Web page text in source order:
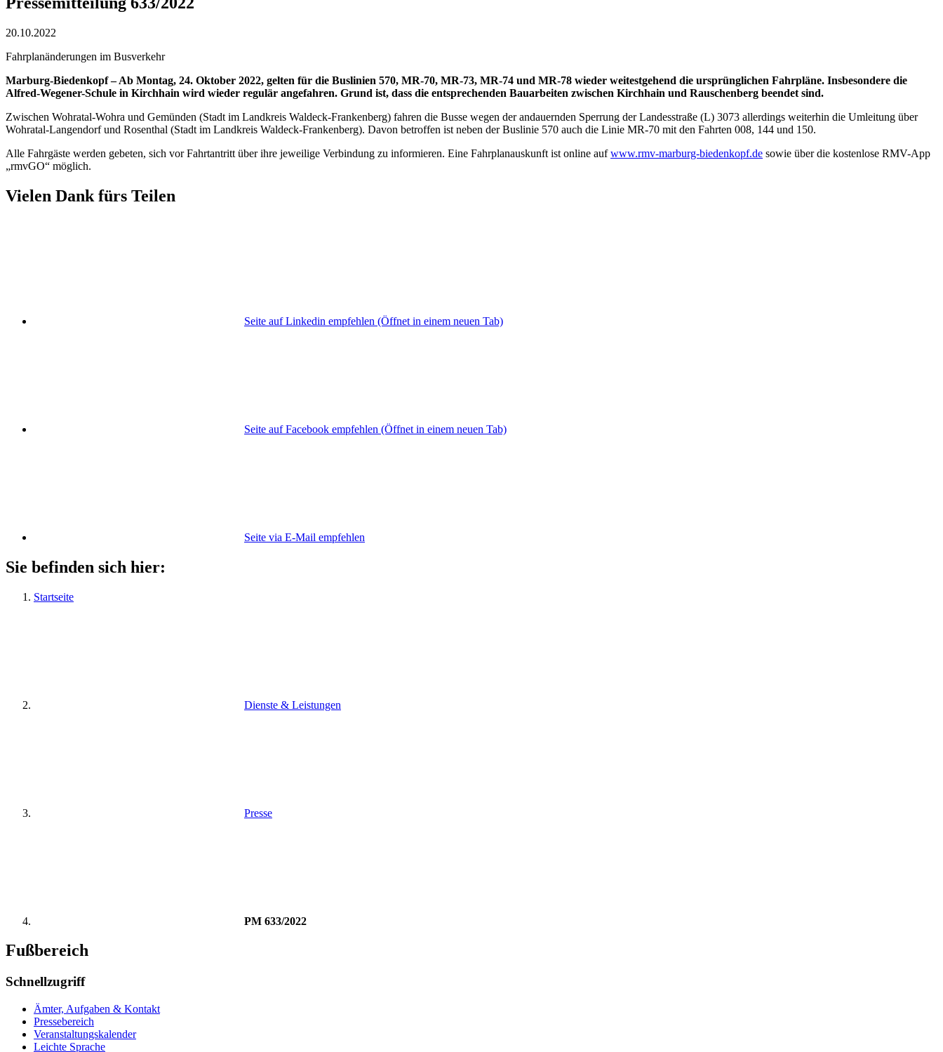
20.10.2022
Fahrplanänderungen im Busverkehr
Marburg-Biedenkopf – Ab Montag, 24. Oktober 2022, gelten für die Buslinien 570, MR-70, MR-73, MR-74 und MR-78 wieder weitestgehend die ursprünglichen Fahrpläne. Insbesondere die
Alfred-Wegener-Schule in Kirchhain wird wieder regulär angefahren. Grund ist, dass die entsprechenden Bauarbeiten zwischen Kirchhain und Rauschenberg beendet sind.
Zwischen Wohratal-Wohra und Gemünden (Stadt im Landkreis Waldeck-Frankenberg) fahren die Busse wegen der andauernden Sperrung der Landesstraße (L) 3073 allerdings weiterhin die Umleitung über
Wohratal-Langendorf und Rosenthal (Stadt im Landkreis Waldeck-Frankenberg). Davon betroffen ist neben der Buslinie 570 auch die Linie MR-70 mit den Fahrten 008, 144 und 150.
Alle Fahrgäste werden gebeten, sich vor Fahrtantritt über ihre jeweilige Verbindung zu informieren. Eine Fahrplanauskunft ist online aufwww.rmv-marburg-biedenkopf.de sowie über die kostenlose RMV-App
„rmvGO“ möglich.
Vielen Dank fürs Teilen
Seite auf Linkedin empfehlen (Öffnet in einem neuen Tab)
Seite auf Facebook empfehlen (Öffnet in einem neuen Tab)
Seite via E-Mail empfehlen
Sie befinden sich hier:
Startseite
Dienste & Leistungen
Presse
PM 633/2022
Fußbereich
Schnellzugriff
Ämter, Aufgaben & Kontakt
Pressebereich
Veranstaltungskalender
Leichte Sprache